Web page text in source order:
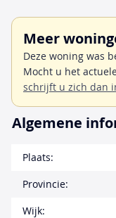
Meer
Deze woning was
Mocht u het
schrijft u zich dan
Algemene
Plaats:
Provincie:
Wijk: